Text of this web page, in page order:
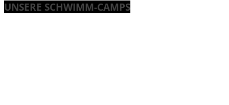
UNSERE SCHWIMM-CAMPS